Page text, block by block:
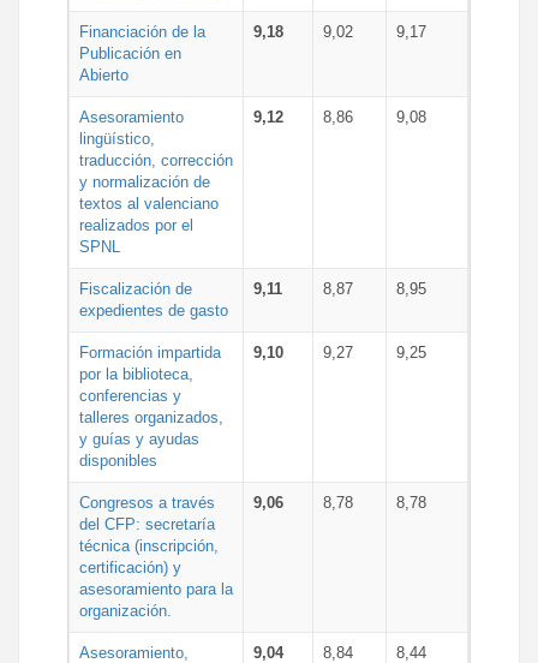
Financiación de la
Publicación en
Abierto
9,18 9,02 9,17
Asesoramiento
lingüístico,
traducción, corrección
y normalización de
textos al valenciano
realizados por el
SPNL
9,12 8,86 9,08
Fiscalización de
expedientes de gasto
9,11 8,87 8,95
Formación impartida
por la biblioteca,
conferencias y
talleres organizados,
y guías y ayudas
disponibles
9,10 9,27 9,25
Congresos a través
del CFP: secretaría
técnica (inscripción,
certificación) y
asesoramiento para la
organización.
9,06 8,78 8,78
Asesoramiento,
9,04 8,84 8,44